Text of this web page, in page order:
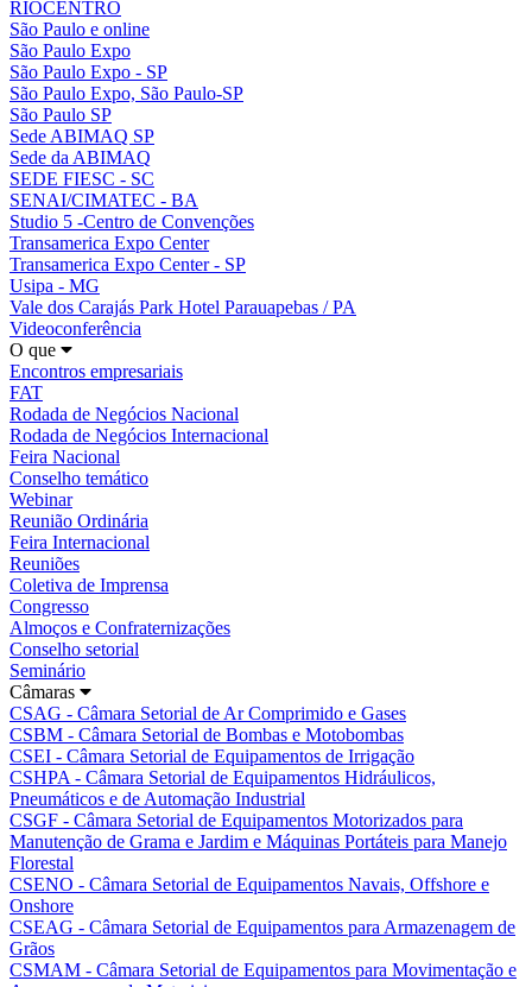
RIOCENTRO
São Paulo e online
São Paulo Expo
São Paulo Expo - SP
São Paulo Expo, São Paulo-SP
São Paulo SP
Sede ABIMAQ SP
Sede da ABIMAQ
SEDE FIESC - SC
SENAI/CIMATEC - BA
Studio 5 -Centro de Convenções
Transamerica Expo Center
Transamerica Expo Center - SP
Usipa - MG
Vale dos Carajás Park Hotel Parauapebas / PA
Videoconferência
O que
Encontros empresariais
FAT
Rodada de Negócios Nacional
Rodada de Negócios Internacional
Feira Nacional
Conselho temático
Webinar
Reunião Ordinária
Feira Internacional
Reuniões
Coletiva de Imprensa
Congresso
Almoços e Confraternizações
Conselho setorial
Seminário
Câmaras
CSAG - Câmara Setorial de Ar Comprimido e Gases
CSBM - Câmara Setorial de Bombas e Motobombas
CSEI - Câmara Setorial de Equipamentos de Irrigação
CSHPA - Câmara Setorial de Equipamentos Hidráulicos,
Pneumáticos e de Automação Industrial
CSGF - Câmara Setorial de Equipamentos Motorizados para
Manutenção de Grama e Jardim e Máquinas Portáteis para Manejo
Florestal
CSENO - Câmara Setorial de Equipamentos Navais, Offshore e
Onshore
CSEAG - Câmara Setorial de Equipamentos para Armazenagem de
Grãos
CSMAM - Câmara Setorial de Equipamentos para Movimentação e